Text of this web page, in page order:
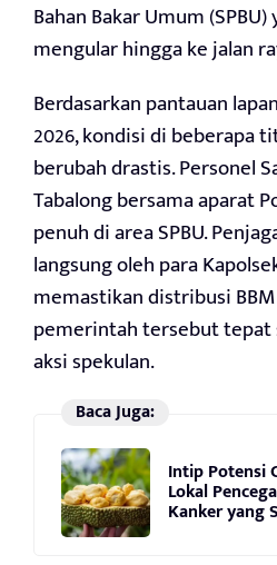
Bahan Bakar Umum
mengular hingga ke jalan
Berdasarkan pantauan
2026, kondisi di beberapa
berubah drastis. Personel
Tabalong bersama aparat
penuh di area SPBU.
langsung oleh para
memastikan distribusi
pemerintah tersebut tepat
aksi spekulan.
Baca Juga:
Intip Potensi
Lokal
Kanker yang